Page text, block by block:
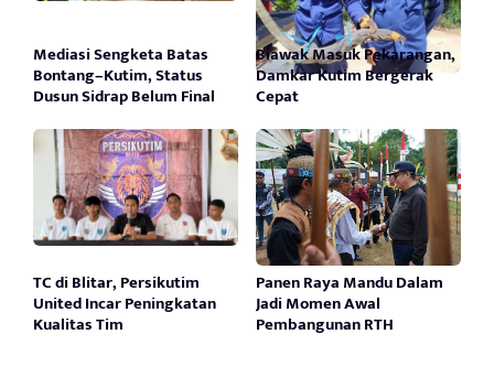
Mediasi Sengketa Batas
Bontang–Kutim, Status
Dusun Sidrap Belum Final
Biawak Masuk Pekarangan,
Damkar Kutim Bergerak
Cepat
TC di Blitar, Persikutim
United Incar Peningkatan
Kualitas Tim
Panen Raya Mandu Dalam
Jadi Momen Awal
Pembangunan RTH